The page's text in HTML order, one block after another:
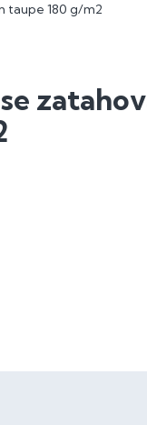
taupe 180 g/m2